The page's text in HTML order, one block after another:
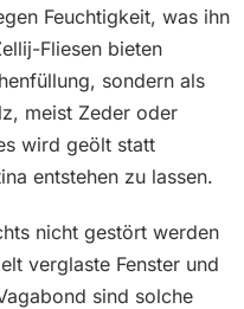
Feuchtigkeit, was ihn
Fliesen bieten
sondern als
meist Zeder oder
wird geölt statt
entstehen zu lassen.
nicht gestört werden
verglaste Fenster und
sind solche